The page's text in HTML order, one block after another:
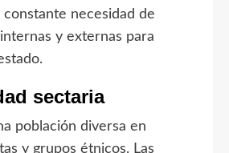
constante necesidad de
y externas para
sectaria
población diversa en
y grupos étnicos. Las